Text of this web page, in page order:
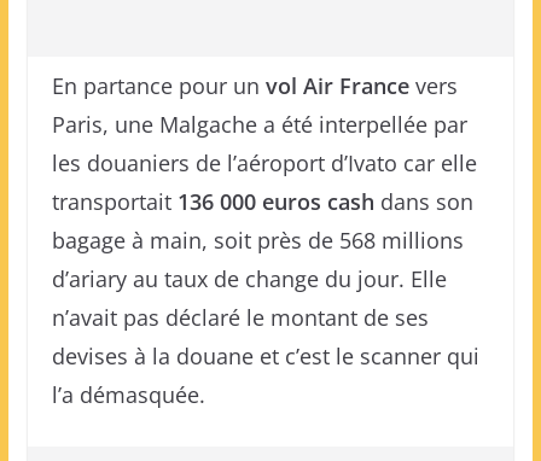
En partance pour un vol Air Francevers
Paris, une Malgache a été interpellée par
les douaniers de l’aéroport d’Ivato car elle
transportait 136 000 euros cash dans son
bagage à main, soit près de 568 millions
d’ariary au taux de change du jour. Elle
n’avait pas déclaré le montant de ses
devises à la douane et c’est le scanner qui
l’a démasquée.